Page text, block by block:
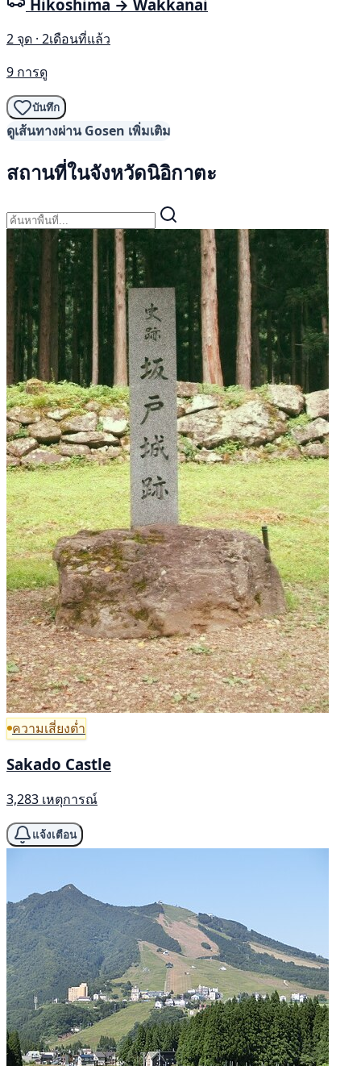
Hikoshima → Wakkanai
2 จุด · 2เดือนที่แล้ว
9 การดู
บันทึก
ดูเส้นทางผ่าน Gosen เพิ่มเติม
สถานที่ในจังหวัดนิอิกาตะ
ความเสี่ยงต่ำ
Sakado Castle
3,283 เหตุการณ์
แจ้งเตือน